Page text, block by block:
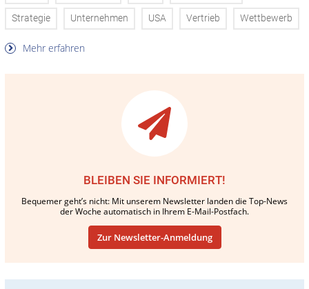
Strategie Unternehmen USA Vertrieb Wettbewerb
Mehr erfahren
BLEIBEN SIE INFORMIERT!
Bequemer geht’s nicht: Mit unserem Newsletter landen die Top-News
der Woche automatisch in Ihrem E-Mail-Postfach.
Zur Newsletter-Anmeldung